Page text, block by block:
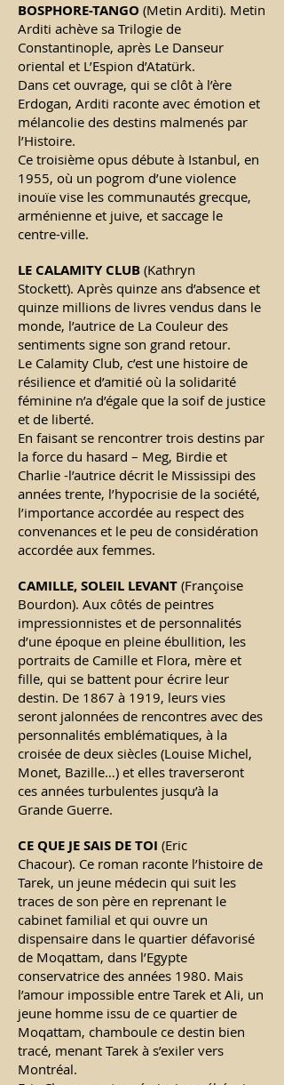
BOSPHORE-TANGO (Metin Arditi). Metin
Arditi achève sa Trilogie de
Constantinople, après Le Danseur
oriental et L’Espion d’Atatürk.
Dans cet ouvrage, qui se clôt à l’ère
Erdogan, Arditi raconte avec émotion et
mélancolie des destins malmenés par
l’Histoire.
Ce troisième opus débute à Istanbul, en
1955, où un pogrom d’une violence
inouïe vise les communautés grecque,
arménienne et juive, et saccage le
centre-ville.
LE CALAMITY CLUB (Kathryn
Stockett). Après quinze ans d’absence et
quinze millions de livres vendus dans le
monde, l’autrice de La Couleur des
sentiments signe son grand retour.
Le Calamity Club, c’est une histoire de
résilience et d’amitié où la solidarité
féminine n’a d’égale que la soif de justice
et de liberté.
En faisant se rencontrer trois destins par
la force du hasard – Meg, Birdie et
Charlie -l’autrice décrit le Mississipi des
années trente, l’hypocrisie de la société,
l’importance accordée au respect des
convenances et le peu de considération
accordée aux femmes.
CAMILLE, SOLEIL LEVANT (Françoise
Bourdon). Aux côtés de peintres
impressionnistes et de personnalités
d’une époque en pleine ébullition, les
portraits de Camille et Flora, mère et
fille, qui se battent pour écrire leur
destin. De 1867 à 1919, leurs vies
seront jalonnées de rencontres avec des
personnalités emblématiques, à la
croisée de deux siècles (Louise Michel,
Monet, Bazille…) et elles traverseront
ces années turbulentes jusqu’à la
Grande Guerre.
CE QUE JE SAIS DE TOI (Eric
Chacour). Ce roman raconte l’histoire de
Tarek, un jeune médecin qui suit les
traces de son père en reprenant le
cabinet familial et qui ouvre un
dispensaire dans le quartier défavorisé
de Moqattam, dans l’Egypte
conservatrice des années 1980. Mais
l’amour impossible entre Tarek et Ali, un
jeune homme issu de ce quartier de
Moqattam, chamboule ce destin bien
tracé, menant Tarek à s’exiler vers
Montréal.